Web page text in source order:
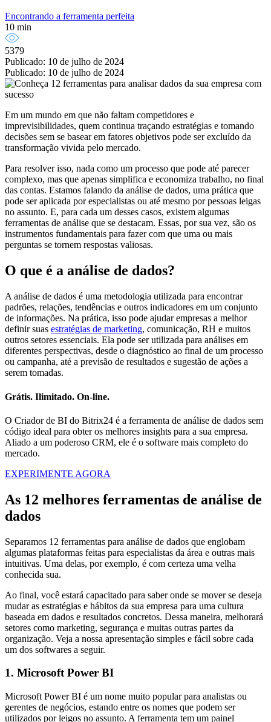
Encontrando a ferramenta perfeita
10 min
5379
Publicado: 10 de julho de 2024
Publicado: 10 de julho de 2024
Em um mundo em que não faltam competidores e
imprevisibilidades, quem continua traçando estratégias e tomando
decisões sem se basear em fatores objetivos pode ser excluído da
transformação vivida pelo mercado.
Para resolver isso, nada como um processo que pode até parecer
complexo, mas que apenas simplifica e economiza trabalho, no final
das contas. Estamos falando da análise de dados, uma prática que
pode ser aplicada por especialistas ou até mesmo por pessoas leigas
no assunto. E, para cada um desses casos, existem algumas
ferramentas de análise que se destacam. Essas, por sua vez, são os
instrumentos fundamentais para fazer com que uma ou mais
perguntas se tornem respostas valiosas.
O que é a análise de dados?
A análise de dados é uma metodologia utilizada para encontrar
padrões, relações, tendências e outros indicadores em um conjunto
de informações. Na prática, isso pode ajudar empresas a melhor
definir suas estratégias de marketing, comunicação, RH e muitos
outros setores essenciais. Ela pode ser utilizada para análises em
diferentes perspectivas, desde o diagnóstico ao final de um processo
ou campanha, até a previsão de resultados e sugestão de ações a
serem tomadas.
Grátis. Ilimitado. On-line.
O Criador de BI do Bitrix24 é a ferramenta de análise de dados sem
código ideal para obter os melhores insights para a sua empresa.
Aliado a um poderoso CRM, ele é o software mais completo do
mercado.
EXPERIMENTE AGORA
As 12 melhores ferramentas de análise de
dados
Separamos 12 ferramentas para análise de dados que englobam
algumas plataformas feitas para especialistas da área e outras mais
intuitivas. Uma delas, por exemplo, é com certeza uma velha
conhecida sua.
Ao final, você estará capacitado para saber onde se mover se deseja
mudar as estratégias e hábitos da sua empresa para uma cultura
baseada em dados e resultados concretos. Dessa maneira, melhorará
setores como marketing, segurança e muitas outras partes da
organização. Veja a nossa apresentação simples e fácil sobre cada
um dos softwares a seguir.
1. Microsoft Power BI
Microsoft Power BI é um nome muito popular para analistas ou
gerentes de negócios, estando entre os nomes que podem ser
utilizados por leigos no assunto. A ferramenta tem um painel